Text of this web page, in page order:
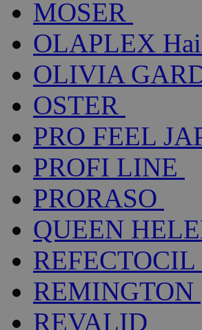
MOSER
OLAPLEX
OLIVIA
OSTER
PRO FEEL
PROFI LINE
PRORASO
QUEEN
REFECTOCIL
REMINGTON
REVALID